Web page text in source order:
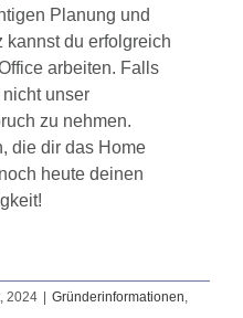
Planung und
kannst du erfolgreich
arbeiten. Falls
unser
zu nehmen.
die dir das Home
heute deinen
2024 Gründerinformationen,